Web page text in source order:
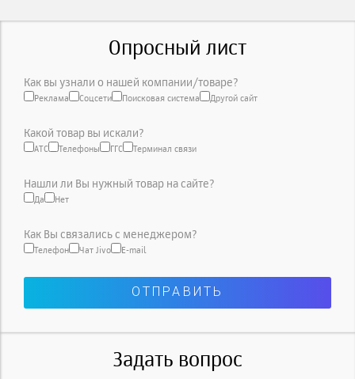
Опросный лист
Как вы узнали о нашей компании/товаре?
Реклама Соцсети Поисковая система Другой сайт
Какой товар вы искали?
АТС Телефоны ГГС Терминал связи
Нашли ли Вы нужный товар на сайте?
Да Нет
Как Вы связались с менеджером?
Телефон Чат Jivo E-mail
Задать вопрос